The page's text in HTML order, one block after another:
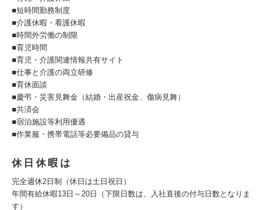
■短時間勤務制度
■介護休暇・看護休暇
■時間外労働の制限
■育児時間
■育児・介護関連情報共有サイト
■仕事と介護の両立研修
■育休面談
■慶弔・災害見舞金（結婚・出産祝金、傷病見舞）
■共済会
■宿泊施設等利用優遇
■作業服・携帯電話等必要備品の貸与
休日休暇は
完全週休2日制（休日は土日祝日）
年間有給休暇13日～20日（下限日数は、入社直後の付与日数となりま
す）